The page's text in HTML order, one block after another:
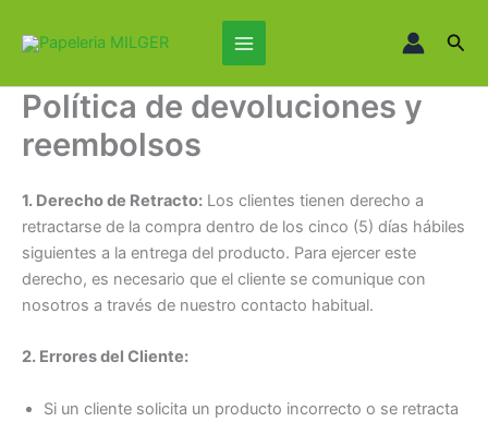
Main
Menu
Política de devoluciones y
reembolsos
1. Derecho de Retracto: Los clientes tienen derecho a
retractarse de la compra dentro de los cinco (5) días hábiles
siguientes a la entrega del producto. Para ejercer este
derecho, es necesario que el cliente se comunique con
nosotros a través de nuestro contacto habitual.
2. Errores del Cliente:
Si un cliente solicita un producto incorrecto o se retracta